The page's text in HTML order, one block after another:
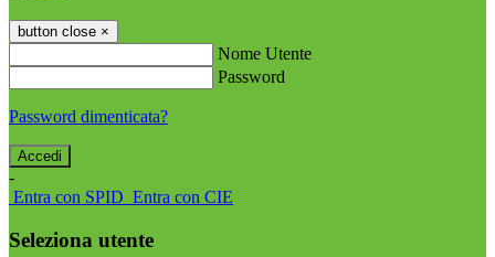
button close ×
Nome Utente
Password
Password dimenticata?
-
Entra con SPID Entra con CIE
Seleziona utente